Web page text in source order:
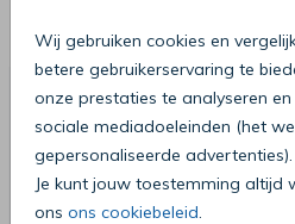
Wij gebruiken cookies en
betere gebruikerservaring te
onze prestaties te analyseren
sociale mediadoeleinden (het
gepersonaliseerde advertenties).
Je kunt jouw toestemming altijd
ons ons cookiebeleid
voor je